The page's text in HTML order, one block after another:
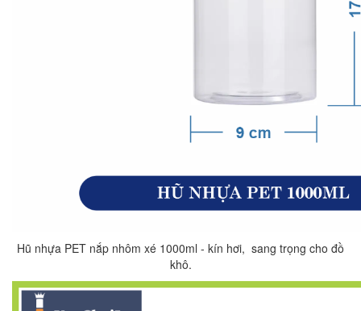
Hũ nhựa PET nắp nhôm xé 1000ml - kín hơi, sang trọng cho đồ
khô.